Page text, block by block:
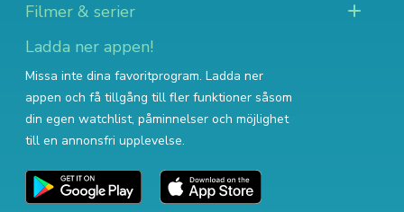
Filmer & serier
Ladda ner appen!
Missa inte dina favoritprogram. Ladda ner
appen och få tillgång till fler funktioner såsom
din egen watchlist, påminnelser och möjlighet
till en annonsfri upplevelse.